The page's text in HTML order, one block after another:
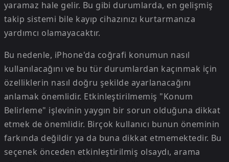
yaramaz hale gelir. Bu gibi durumlarda, en gelişmiş
takip sistemi bile kayıp cihazınızı kurtarmanıza
yardımcı olamayacaktır.
Bu nedenle, iPhone'da coğrafi konumun nasıl
kullanılacağını ve bu tür durumlardan kaçınmak için
özelliklerin nasıl doğru şekilde ayarlanacağını
anlamak önemlidir. Etkinleştirilmemiş "Konum
Belirleme" işlevinin yaygın bir sorun olduğuna dikkat
etmek de önemlidir. Birçok kullanıcı bunun öneminin
farkında değildir ya da buna dikkat etmemektedir. Bu
seçenek önceden etkinleştirilmiş olsaydı, arama